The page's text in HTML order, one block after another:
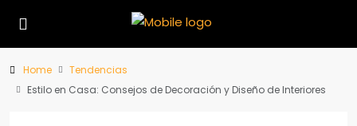
Home
Tendencias
Estilo en Casa: Consejos de Decoración y Diseño de Interiores